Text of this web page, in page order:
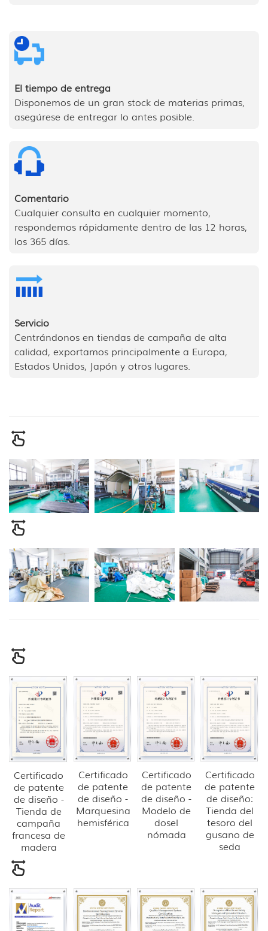
El tiempo de entrega
Disponemos de un gran stock de materias primas,
asegúrese de entregar lo antes posible.
Comentario
Cualquier consulta en cualquier momento,
respondemos rápidamente dentro de las 12 horas,
los 365 días.
Servicio
Centrándonos en tiendas de campaña de alta
calidad, exportamos principalmente a Europa,
Estados Unidos, Japón y otros lugares.
Certificado
de patente
de diseño -
Tienda de
campaña
francesa de
madera
Certificado
de patente
de diseño -
Marquesina
hemisférica
Certificado
de patente
de diseño -
Modelo de
dosel
nómada
Certificado
de patente
de diseño:
Tienda del
tesoro del
gusano de
seda